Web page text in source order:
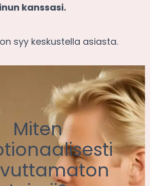
kanssasi.
syy keskustella asiasta.
Miten